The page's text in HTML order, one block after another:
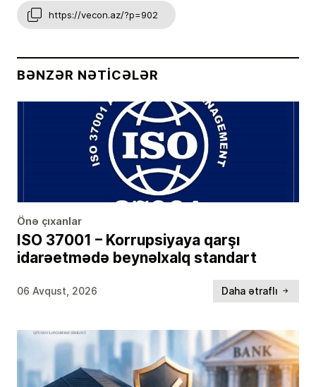
https://vecon.az/?p=902
BƏNZƏR NƏTICƏLƏR
Önə çıxanlar
ISO 37001 – Korrupsiyaya qarşı
idarəetmədə beynəlxalq standart
06 Avqust, 2026 Daha ətraflı